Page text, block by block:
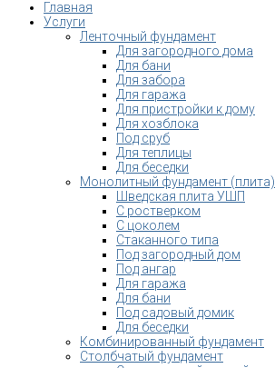
Главная
Услуги
Ленточный фундамент
Для загородного дома
Для бани
Для забора
Для гаража
Для пристройки к дому
Для хозблока
Под сруб
Для теплицы
Для беседки
Монолитный фундамент (плита)
Шведская плита УШП
С ростверком
С цоколем
Стаканного типа
Под загородный дом
Под ангар
Для гаража
Для бани
Под садовый домик
Для беседки
Комбинированный фундамент
Столбчатый фундамент